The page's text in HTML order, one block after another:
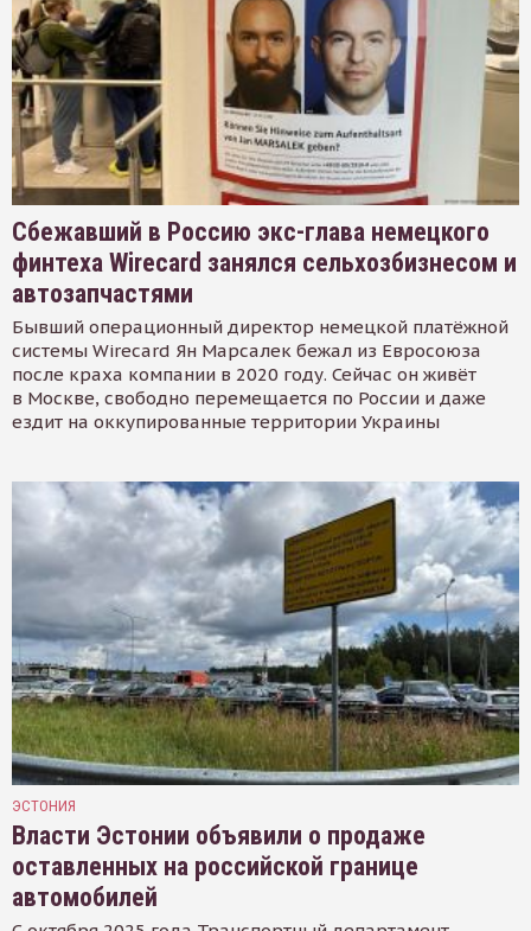
Сбежавший в Россию экс-глава немецкого
финтеха Wirecard занялся сельхозбизнесом и
автозапчастями
Бывший операционный директор немецкой платёжной
системы Wirecard Ян Марсалек бежал из Евросоюза
после краха компании в 2020 году. Сейчас он живёт
в Москве, свободно перемещается по России и даже
ездит на оккупированные территории Украины
ЭСТОНИЯ
Власти Эстонии объявили о продаже
оставленных на российской границе
автомобилей